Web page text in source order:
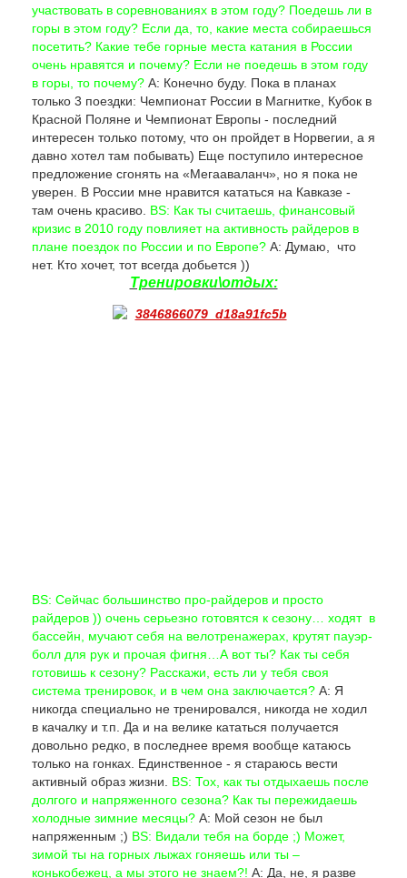
участвовать в соревнованиях в этом году? Поедешь ли в
горы в этом году? Если да, то, какие места собираешься
посетить? Какие тебе горные места катания в России
очень нравятся и почему? Если не поедешь в этом году
в горы, то почему? А: Конечно буду. Пока в планах
только 3 поездки: Чемпионат России в Магнитке, Кубок в
Красной Поляне и Чемпионат Европы - последний
интересен только потому, что он пройдет в Норвегии, а я
давно хотел там побывать) Еще поступило интересное
предложение сгонять на «Мегааваланч», но я пока не
уверен. В России мне нравится кататься на Кавказе -
там очень красиво. BS: Как ты считаешь, финансовый
кризис в 2010 году повлияет на активность райдеров в
плане поездок по России и по Европе? А: Думаю, что
нет. Кто хочет, тот всегда добьется ))
Тренировки\отдых:
BS: Сейчас большинство про-райдеров и просто
райдеров )) очень серьезно готовятся к сезону… ходят в
бассейн, мучают себя на велотренажерах, крутят пауэр-
болл для рук и прочая фигня…А вот ты? Как ты себя
готовишь к сезону? Расскажи, есть ли у тебя своя
система тренировок, и в чем она заключается? А: Я
никогда специально не тренировался, никогда не ходил
в качалку и т.п. Да и на велике кататься получается
довольно редко, в последнее время вообще катаюсь
только на гонках. Единственное - я стараюсь вести
активный образ жизни. BS: Тох, как ты отдыхаешь после
долгого и напряженного сезона? Как ты пережидаешь
холодные зимние месяцы? А: Мой сезон не был
напряженным ;) BS: Видали тебя на борде ;) Может,
зимой ты на горных лыжах гоняешь или ты –
конькобежец, а мы этого не знаем?! А: Да, не, я разве